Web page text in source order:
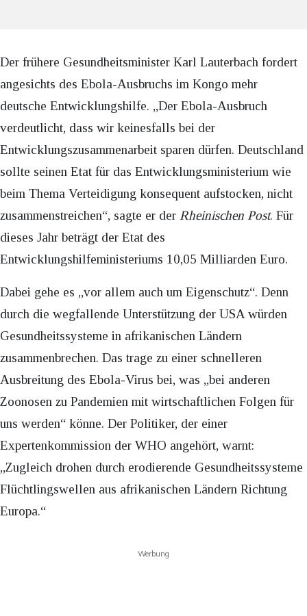
Der frühere Gesundheitsminister Karl Lauterbach fordert
angesichts des Ebola-Ausbruchs im Kongo mehr
deutsche Entwicklungshilfe. „Der Ebola-Ausbruch
verdeutlicht, dass wir keinesfalls bei der
Entwicklungszusammenarbeit sparen dürfen. Deutschland
sollte seinen Etat für das Entwicklungsministerium wie
beim Thema Verteidigung konsequent aufstocken, nicht
zusammenstreichen“, sagte er der Rheinischen Post. Für
dieses Jahr beträgt der Etat des
Entwicklungshilfeministeriums 10,05 Milliarden Euro.
Dabei gehe es „vor allem auch um Eigenschutz“. Denn
durch die wegfallende Unterstützung der USA würden
Gesundheitssysteme in afrikanischen Ländern
zusammenbrechen. Das trage zu einer schnelleren
Ausbreitung des Ebola-Virus bei, was „bei anderen
Zoonosen zu Pandemien mit wirtschaftlichen Folgen für
uns werden“ könne. Der Politiker, der einer
Expertenkommission der WHO angehört, warnt:
„Zugleich drohen durch erodierende Gesundheitssysteme
Flüchtlingswellen aus afrikanischen Ländern Richtung
Europa.“
Werbung